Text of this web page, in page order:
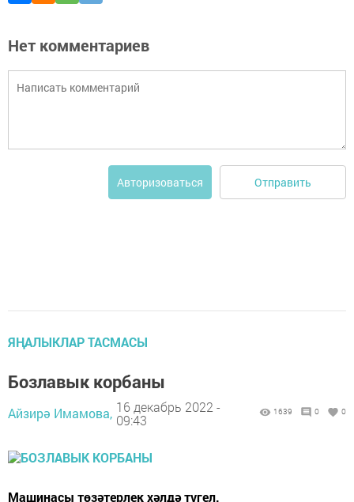
Нет комментариев
Авторизоваться Отправить
ЯҢАЛЫКЛАР ТАСМАСЫ
Бозлавык корбаны
Айзирә Имамова, 16 декабрь 2022 -
09:43
1639 0 0
Машинасы төзәтерлек хәлдә түгел.